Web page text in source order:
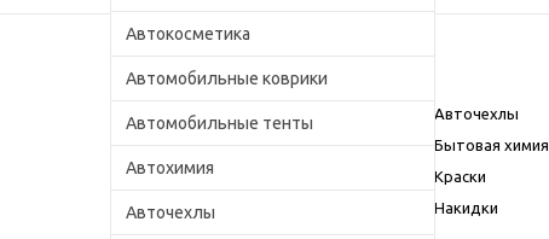
Автокосметика
Автомобильные коврики
Автомобильные тенты
Автохимия
Авточехлы
Каталог
Автоаксессуары
Автомобильные коврики
Автомобильные тенты
Авточехлы
Бытовая химия
Краски
Накидки